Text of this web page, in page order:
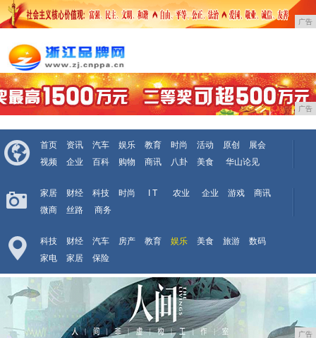
广告
广告
首页 资讯 汽车 娱乐 教育 时尚 活动 原创
展会
视频
企业 百科 购物 商讯 八卦 美食 华山论见
家居 财经 科技 时尚 I T 农业 企业 游戏
商讯
微商
丝路 商务
科技 财经 汽车 房产 教育 娱乐 美食 旅游
数码
家电
家居 保险
广告